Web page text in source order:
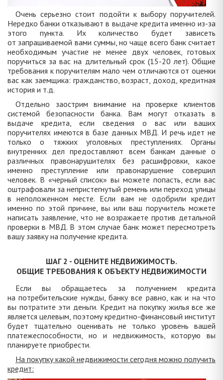
Очень серьезно стоит подойти к выбору поручителей.
Нередко банки отказывают в выдаче кредита именно из-за
этого пункта. Их количество будет зависеть
от запрашиваемой вами суммы, но чаще всего банк считает
необходимым участие не менее двух человек, готовых
поручиться за вас на длительный срок (15-20 лет). Общие
требования к поручителям мало чем отличаются от оценки
вас как заемщика: гражданство, возраст, доход, кредитная
история и т.д.
Отдельно заострим внимание на проверке клиентов
системой безопасности банка. Вам могут отказать в
выдаче кредита, если сведения о вас или ваших
поручителях имеются в базе данных МВД. И речь идет не
только о тяжких уголовных преступлениях. Органы
внутренних дел предоставляют всем банкам данные о
различных правонарушителях без расшифровки, какое
именно преступление или правонарушение совершил
человек. В «черный список» вы можете попасть, если вас
оштрафовали за непристегнутый ремень или переход улицы
в неположенном месте. Если вам не одобрили кредит
именно по этой причине, вы или ваш поручитель можете
написать заявление, что не возражаете против детальной
проверки в МВД. В этом случае банк может пересмотреть
вашу заявку на получение кредита.
ШАГ 2 - ОЦЕНИТЕ НЕДВИЖИМОСТЬ.
ОБЩИЕ ТРЕБОВАНИЯ К ОБЪЕКТУ НЕДВИЖИМОСТИ
Если вы обращаетесь за получением кредита
на потребительские нужды, банку все равно, как и на что
вы потратите эти деньги. Кредит на покупку жилья все же
является целевым, поэтому кредитно-финансовый институт
будет тщательно оценивать не только уровень вашей
платежеспособности, но и недвижимость, которую вы
планируете приобрести.
На покупку какой недвижимости сегодня можно получить
кредит: